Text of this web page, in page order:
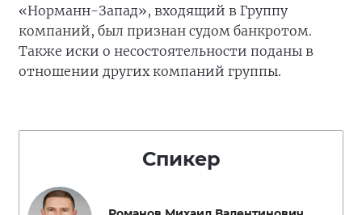
«Норманн-Запад», входящий в Группу
компаний, был признан судом банкротом.
Также иски о несостоятельности поданы в
отношении других компаний группы.
Спикер